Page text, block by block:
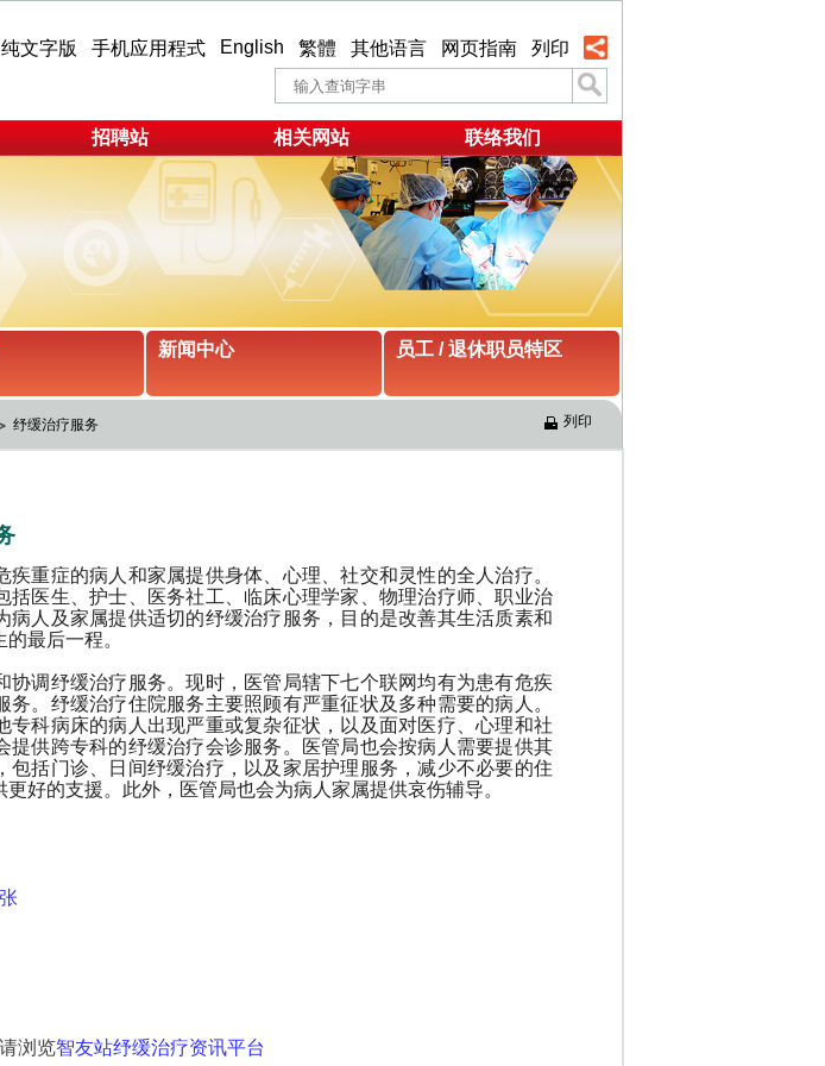
纯文字版 手机应用程式 English 繁體 其他语言 网页指南 列印
招聘站 相关网站 联络我们
新闻中心 员工 / 退休职员特区
纾缓治疗服务 列印